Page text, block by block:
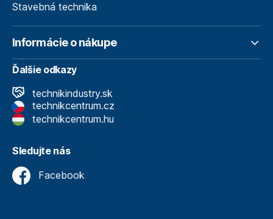
Stavebná technika
Informácie o nákupe
Ďalšie odkazy
technikindustry.sk
technikcentrum.cz
technikcentrum.hu
Sledujte nás
Facebook